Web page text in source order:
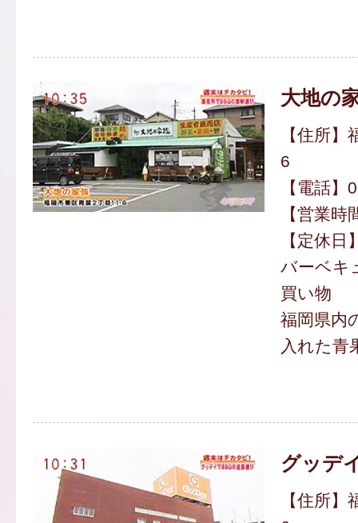
大地の
【住所
6
【電話
【営業
【定休日
バーベキ
買い物
福岡県内
入れた青
グッデ
【住所